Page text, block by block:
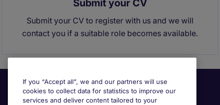
Submit your CV
Submit your CV to register with us and we will
contact you if a suitable role becomes available.
If you “Accept all”, we and our partners will use
cookies to collect data for statistics to improve our
services and deliver content tailored to your